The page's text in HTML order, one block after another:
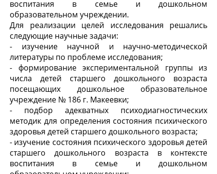
воспитания в семье и дошкольном
образовательном учреждении.
Для реализации целей исследования решались
следующие научные задачи:
- изучение научной и научно-методической
литературы по проблеме исследования;
- формирование экспериментальной группы из
числа детей старшего дошкольного возраста
посещающих дошкольное образовательное
учреждение № 186 г. Макеевки;
- подбор адекватных психодиагностических
методик для определения состояния психического
здоровья детей старшего дошкольного возраста;
- изучение состояния психического здоровья детей
старшего дошкольного возраста в контексте
воспитания в семье и дошкольном